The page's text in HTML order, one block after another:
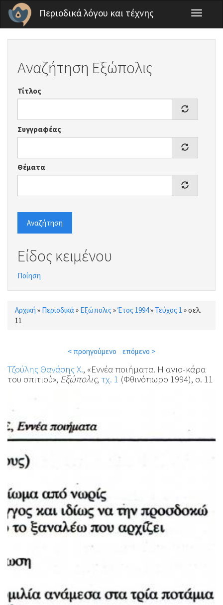
Παράκαμψη προς το κυρίως περιεχόμενο
Περιοδικά λόγου και τέχνης
Toggle
Αναζήτηση Εξώπολις
Τίτλος
Συγγραφέας
Θέματα
Αναζήτηση
Είδος κειμένου
Ποίηση
Είστε εδώ
Αρχική » Περιοδικά » Εξώπολις »Έτος 1994» Τεύχος 1 »σελ.
11
< προηγούμενο επόμενο >
Τζούλης Θανάσης Χ., «Εννέα ποιήματα. Η αγιο-κάρα
του σπιτιού», Εξώπολις, τχ. 1 (Φθινόπωρο 1994), σ. 11